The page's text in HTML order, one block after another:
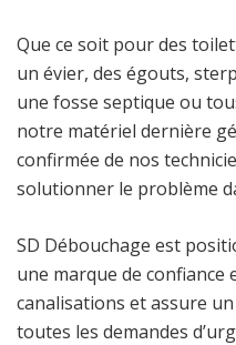
Que ce soit pour des
un évier, des égouts,
une fosse septique ou
notre matériel dernière
confirmée de nos
solutionner le problème
SD Débouchage est
une marque de confiance
canalisations et assure
toutes les demandes